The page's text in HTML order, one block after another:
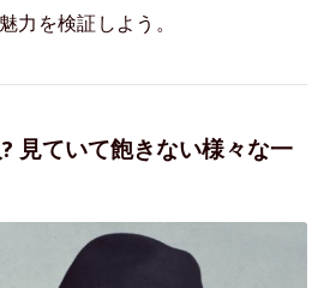
力を検証しよう。
見ていて飽きない様々な一